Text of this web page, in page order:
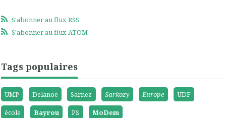
S'abonner au flux RSS
S'abonner au flux ATOM
Tags populaires
UMP Delanoë Sarnez Sarkozy Europe
UDF
école
Bayrou PS MoDem